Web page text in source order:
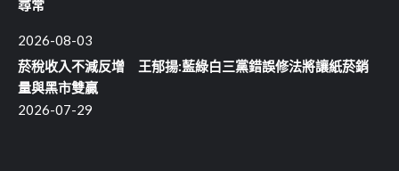
尋常
2026-08-03
菸稅收入不減反增 王郁揚:藍綠白三黨錯誤修法將讓紙菸銷
量與黑市雙贏
2026-07-29